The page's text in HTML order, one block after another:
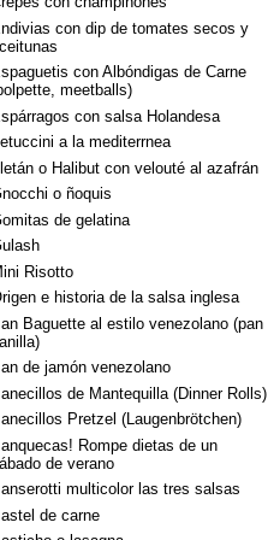
con dip de tomates secos y
con Albóndigas de Carne
meetballs)
con salsa Holandesa
a la mediterrnea
o Halibut con velouté al azafrán
o ñoquis
de gelatina
Risotto
e historia de la salsa inglesa
Baguette al estilo venezolano (pan
de jamón venezolano
de Mantequilla (Dinner Rolls)
Pretzel (Laugenbrötchen)
Rompe dietas de un
de verano
multicolor las tres salsas
de carne